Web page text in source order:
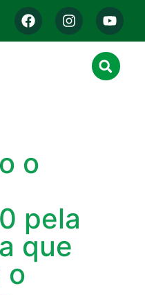
o
pela
que
o